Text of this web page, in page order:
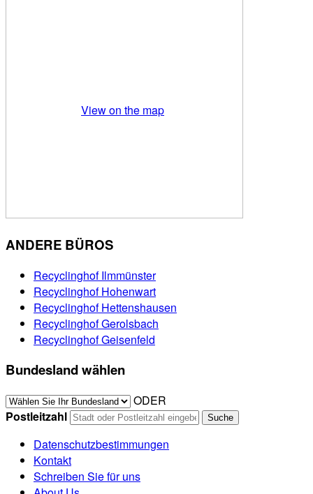
View on the map
ANDERE BÜROS
Recyclinghof Ilmmünster
Recyclinghof Hohenwart
Recyclinghof Hettenshausen
Recyclinghof Gerolsbach
Recyclinghof Geisenfeld
Bundesland wählen
ODER
Postleitzahl
Datenschutzbestimmungen
Kontakt
Schreiben Sie für uns